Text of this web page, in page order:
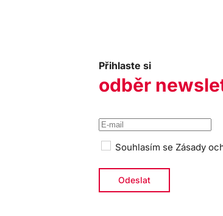
Přihlaste si
odběr
Souhlasím se Zásady